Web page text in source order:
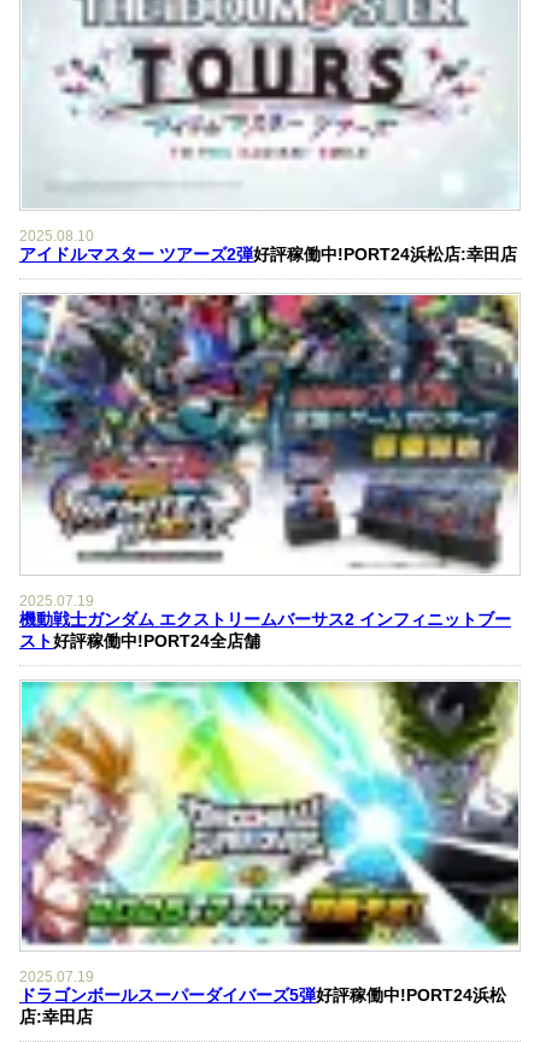
2025.08.10
アイドルマスター ツアーズ2弾好評稼働中!PORT24浜松店:幸田店
2025.07.19
機動戦士ガンダム エクストリームバーサス2 インフィニットブー
スト好評稼働中!PORT24全店舗
2025.07.19
ドラゴンボールスーパーダイバーズ5弾好評稼働中!PORT24浜松
店:幸田店